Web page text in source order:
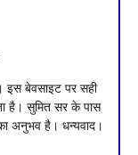
इस बेवसाइट पर सही
है। सुमित सर के पास
अनुभव है। धन्यवाद।